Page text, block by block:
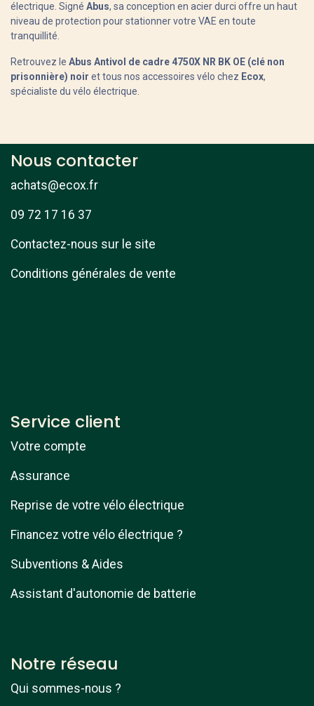
électrique. Signé Abus, sa conception en acier durci offre un haut
niveau de protection pour stationner votre VAE en toute
tranquillité.
Retrouvez le Abus Antivol de cadre 4750X NR BK OE (clé non
prisonnière) noir et tous nos accessoires vélo chez Ecox,
spécialiste du vélo électrique.
Nous contacter
achats@ecox.fr
09 72 17 16 37
Contactez-nous sur le site
Conditions générales de vente
Service client
Votre compte
Assurance
Reprise de votre vélo électrique
Financez votre vélo électrique ?
Subventions & Aides
Assistant d'autonomie de batterie
Notre réseau
Qui sommes-nous ?